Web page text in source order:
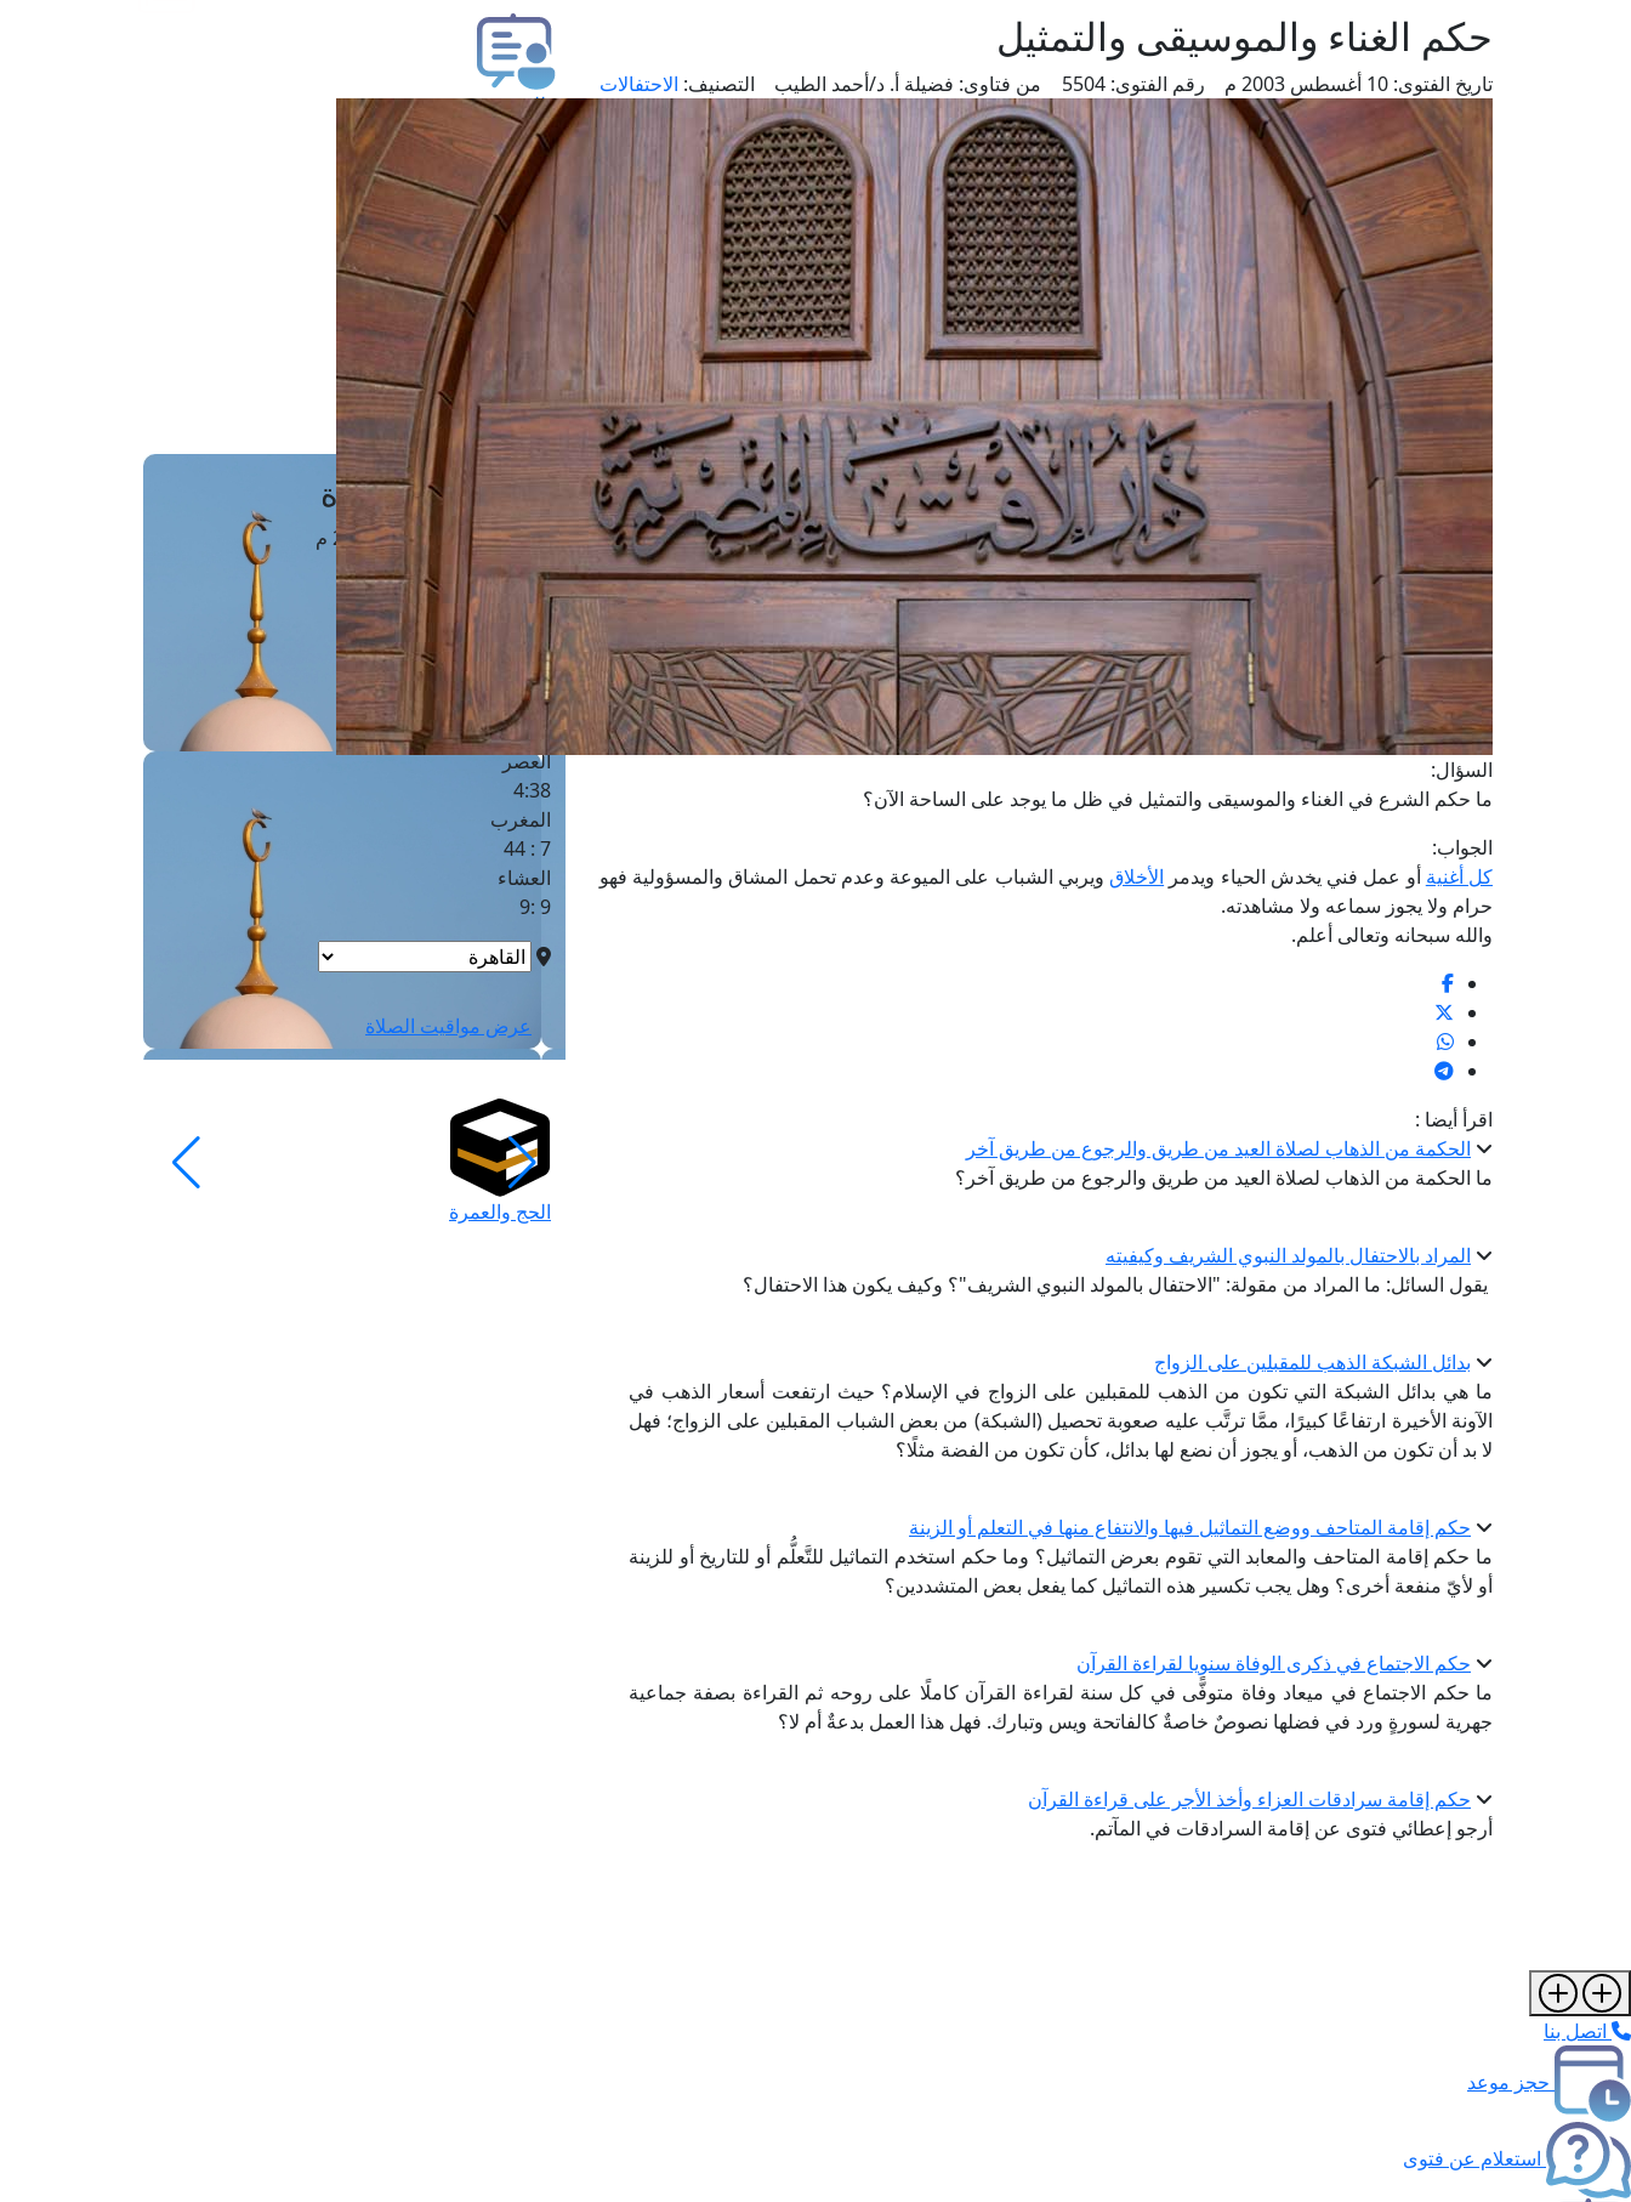
حكم الغناء والموسيقى والتمثيل
تاريخ الفتوى: رقم الفتوى: 5504 من فتاوى: فضيلة أ. د/أحمد الطيب التصنيف: الاحتفالات
السؤال:
ما حكم الشرع في الغناء والموسيقى والتمثيل في ظل ما يوجد على الساحة الآن؟
الجواب:
كل أغنية أو عمل فني يخدش الحياء ويدمر الأخلاقويربي الشباب على الميوعة وعدم تحمل المشاق والمسؤولية فهو
حرام ولا يجوز سماعه ولا مشاهدته.
والله سبحانه وتعالى أعلم.
اقرأ أيضا :
الحكمة من الذهاب لصلاة العيد من طريق والرجوع من طريق آخر
ما الحكمة من الذهاب لصلاة العيد من طريق والرجوع من طريق آخر؟
المراد بالاحتفال بالمولد النبوي الشريف وكيفيته
يقول السائل: ما المراد من مقولة: "الاحتفال بالمولد النبوي الشريف"؟ وكيف يكون هذا الاحتفال؟
بدائل الشبكة الذهب للمقبلين على الزواج
ما هي بدائل الشبكة التي تكون من الذهب للمقبلين على الزواج في الإسلام؟ حيث ارتفعت أسعار الذهب في
الآونة الأخيرة ارتفاعًا كبيرًا، ممَّا ترتَّب عليه صعوبة تحصيل (الشبكة) من بعض الشباب المقبلين على الزواج؛ فهل
لا بد أن تكون من الذهب، أو يجوز أن نضع لها بدائل، كأن تكون من الفضة مثلًا؟
حكم إقامة المتاحف ووضع التماثيل فيها والانتفاع منها في التعلم أو الزينة
ما حكم إقامة المتاحف والمعابد التي تقوم بعرض التماثيل؟ وما حكم استخدم التماثيل للتَّعلُّم أو للتاريخ أو للزينة
أو لأيّ منفعة أخرى؟ وهل يجب تكسير هذه التماثيل كما يفعل بعض المتشددين؟
حكم الاجتماع في ذكرى الوفاة سنويا لقراءة القرآن
ما حكم الاجتماع في ميعاد وفاة متوفًّى في كل سنة لقراءة القرآن كاملًا على روحه ثم القراءة بصفة جماعية
جهرية لسورةٍ ورد في فضلها نصوصٌ خاصةٌ كالفاتحة ويس وتبارك. فهل هذا العمل بدعةٌ أم لا؟
حكم إقامة سرادقات العزاء وأخذ الأجر على قراءة القرآن
أرجو إعطائي فتوى عن إقامة السرادقات في المآتم.
طلب فتوى
استعلام عن فتوى
حجز موعد
الفتوى الهاتفية
مَواقِيتُ الصَّـــلاة
القاهرة · 07 أغسطس 2026 م
الفجر
4 :41
الشروق
6 :17
الظهر
العصر
4:38
المغرب
7 : 44
العشاء
9 :9
عرض مواقيت الصلاة
الحج والعمرة
اتصل بنا
حجز موعد
استعلام عن فتوى